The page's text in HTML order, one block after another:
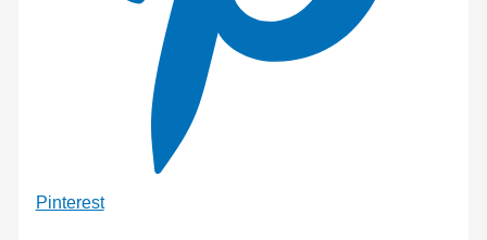
Pinterest